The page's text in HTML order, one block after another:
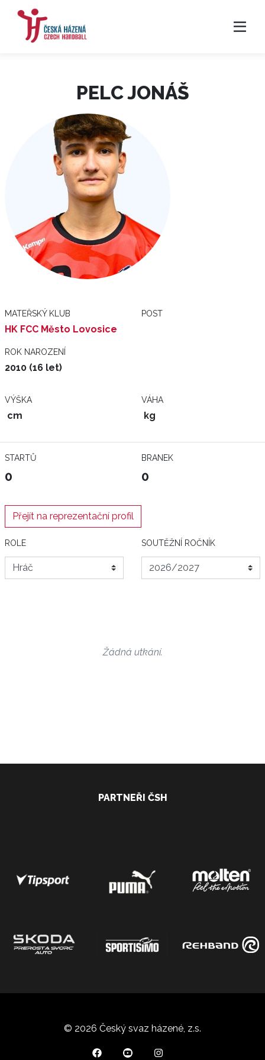
PELC JONÁŠ
MATEŘSKÝ KLUB
HK FCC Město Lovosice
POST
ROK NAROZENÍ
2010 (16 let)
VÝŠKA
cm
VÁHA
kg
STARTŮ
0
BRANEK
0
Přejít na reprezentační profil
ROLE SOUTĚŽNÍ ROČNÍK
Žádná utkání.
PARTNEŘI ČSH
© 2026 Český svaz házené, z.s.